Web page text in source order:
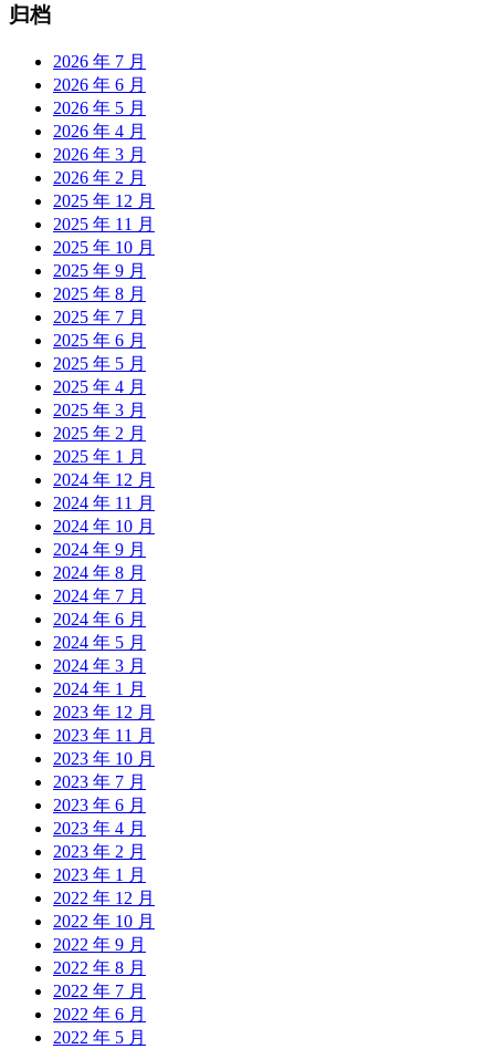
归档
2026 年 7 月
2026 年 6 月
2026 年 5 月
2026 年 4 月
2026 年 3 月
2026 年 2 月
2025 年 12 月
2025 年 11 月
2025 年 10 月
2025 年 9 月
2025 年 8 月
2025 年 7 月
2025 年 6 月
2025 年 5 月
2025 年 4 月
2025 年 3 月
2025 年 2 月
2025 年 1 月
2024 年 12 月
2024 年 11 月
2024 年 10 月
2024 年 9 月
2024 年 8 月
2024 年 7 月
2024 年 6 月
2024 年 5 月
2024 年 3 月
2024 年 1 月
2023 年 12 月
2023 年 11 月
2023 年 10 月
2023 年 7 月
2023 年 6 月
2023 年 4 月
2023 年 2 月
2023 年 1 月
2022 年 12 月
2022 年 10 月
2022 年 9 月
2022 年 8 月
2022 年 7 月
2022 年 6 月
2022 年 5 月